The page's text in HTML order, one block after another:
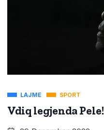
LAJME SPORT
Vdiq legjenda Pele!